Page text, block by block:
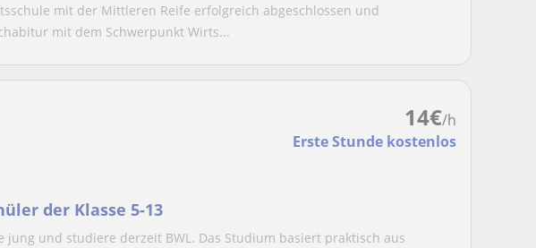
mit der Mittleren Reife erfolgreich abgeschlossen und
mit dem Schwerpunkt Wirts...
14€/h
Erste Stunde kostenlos
der Klasse 5-13
jung und studiere derzeit BWL. Das Studium basiert praktisch aus